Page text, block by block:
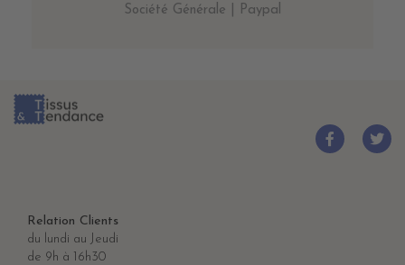
Société Générale | Paypal
Relation Clients
du lundi au Jeudi
de 9h à 16h30